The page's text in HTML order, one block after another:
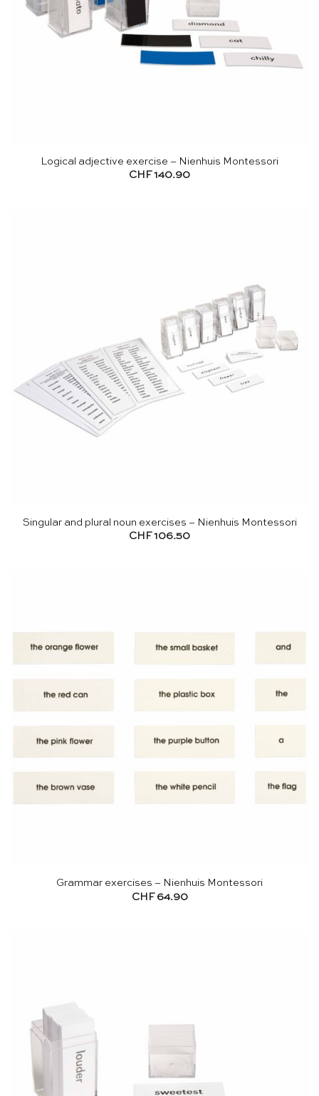
Logical adjective exercise – Nienhuis Montessori
CHF 140.90
Singular and plural noun exercises – Nienhuis Montessori
CHF 106.50
Grammar exercises – Nienhuis Montessori
CHF64.90